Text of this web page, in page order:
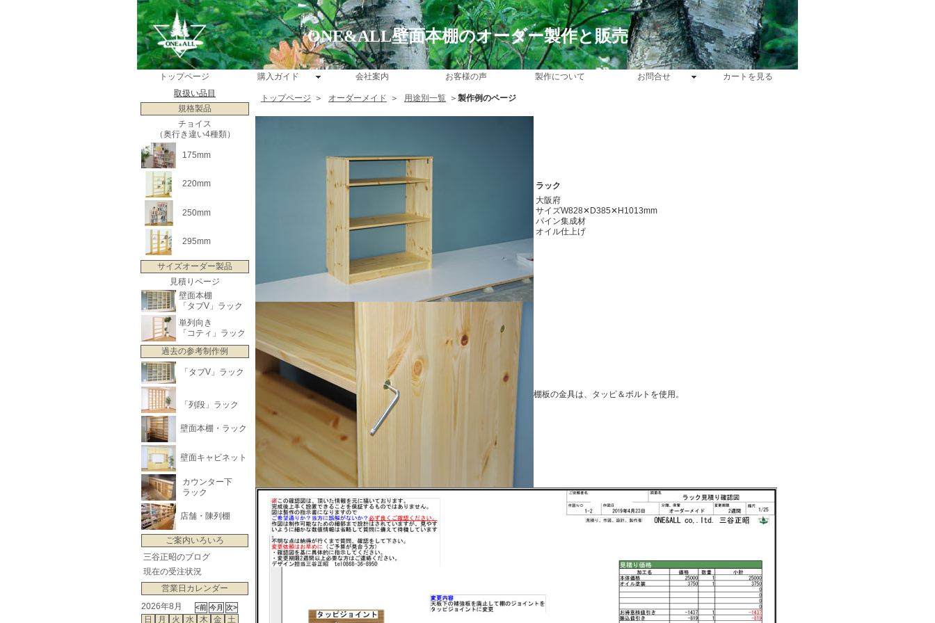
ONE&ALL壁面本棚のオーダー製作と販売
トップページ 購入ガイド 会社案内 お客様の声 製作について お問合せ
カートを見る
取扱い品目
規格製品
チョイス
（奥行き違い4種類）
175mm
220mm
250mm
295mm
サイズオーダー製品
見積りページ
壁面本棚
「タブV」ラック
単列向き
「コティ」ラック
過去の参考制作例
「タブV」ラック
「列段」ラック
壁面本棚・ラック
壁面キャビネット
カウンター下
ラック
店舗・陳列棚
ご案内いろいろ
三谷正昭のブログ
現在の受注状況
営業日カレンダー
2026年8月
日
月 火 水 木 金 土
トップページ ＞ オーダーメイド ＞ 用途別一覧 ＞ 製作例のページ
ラック
大阪府
サイズW828✕D385✕H1013mm
パイン集成材
オイル仕上げ
棚板の金具は、タッピ＆ボルトを使用。